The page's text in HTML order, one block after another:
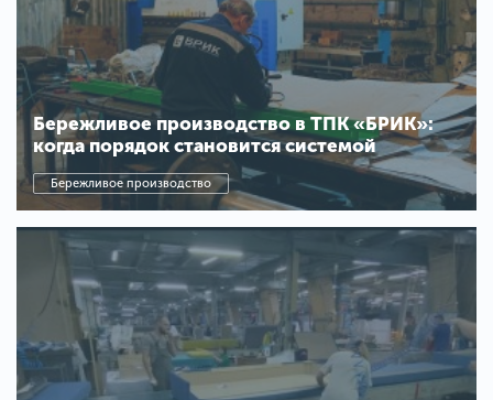
Бережливое производство в ТПК «БРИК»:
когда порядок становится системой
Бережливое производство